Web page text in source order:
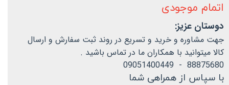
اتمام موجودی
دوستان عزیز:
جهت مشاوره و خرید و تسریع در روند ثبت سفارش و ارسال
کالا میتوانید با همکاران ما در تماس باشید .
88875680 - 09051400449
با سپاس از همراهی شما